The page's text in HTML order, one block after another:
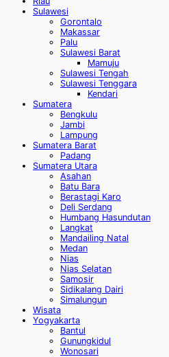
Sulawesi
Gorontalo
Makassar
Palu
Sulawesi Barat
Mamuju
Sulawesi Tengah
Sulawesi Tenggara
Kendari
Sumatera
Bengkulu
Jambi
Lampung
Sumatera Barat
Padang
Sumatera Utara
Asahan
Batu Bara
Berastagi Karo
Deli Serdang
Humbang Hasundutan
Langkat
Mandailing Natal
Medan
Nias
Nias Selatan
Samosir
Sidikalang Dairi
Simalungun
Wisata
Yogyakarta
Bantul
Gunungkidul
Wonosari